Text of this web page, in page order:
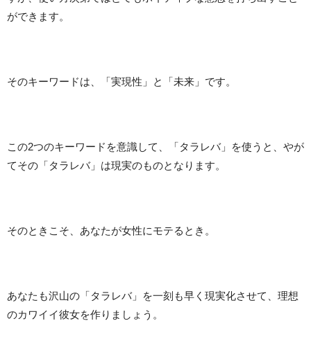
ができます。
そのキーワードは、「実現性」と「未来」です。
この2つのキーワードを意識して、「タラレバ」を使うと、やが
てその「タラレバ」は現実のものとなります。
そのときこそ、あなたが女性にモテるとき。
あなたも沢山の「タラレバ」を一刻も早く現実化させて、理想
のカワイイ彼女を作りましょう。